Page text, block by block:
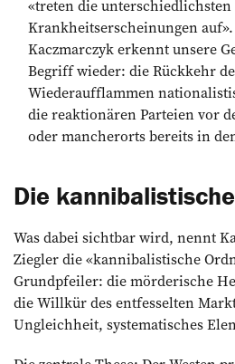
«treten die unterschiedlichsten
Krankheitserscheinungen
Kaczmarczyk erkennt unsere
Begriff wieder: die Rückkehr
Wiederaufflammen
die reaktionären Parteien vor
oder mancherorts bereits in
Die
Was dabei sichtbar wird, nennt
Ziegler die «kannibalistische
Grundpfeiler: die mörderische
die Willkür des entfesselten
Ungleichheit, systematisches